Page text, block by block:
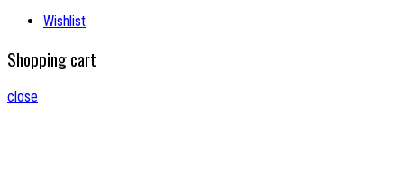
Wishlist
Shopping cart
close